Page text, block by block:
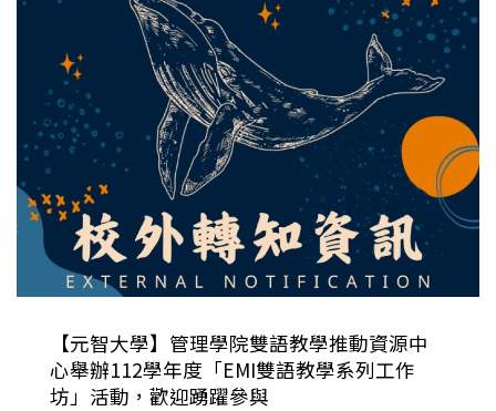
【元智大學】管理學院雙語教學推動資源中
心舉辦112學年度「EMI雙語教學系列工作
坊」活動，歡迎踴躍參與